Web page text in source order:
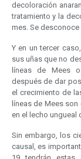
decoloración
tratamiento y la
mes. Se
Y en un tercer
sus uñas que no
líneas de Mees
después de dar
el crecimiento de
líneas de Mees
en el lecho
Sin embargo, los
causal, es